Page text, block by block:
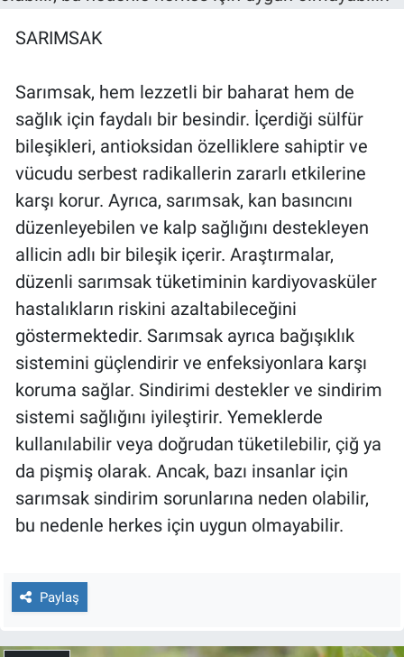
SARIMSAK
Sarımsak, hem lezzetli bir baharat hem de
sağlık için faydalı bir besindir. İçerdiği sülfür
bileşikleri, antioksidan özelliklere sahiptir ve
vücudu serbest radikallerin zararlı etkilerine
karşı korur. Ayrıca, sarımsak, kan basıncını
düzenleyebilen ve kalp sağlığını destekleyen
allicin adlı bir bileşik içerir. Araştırmalar,
düzenli sarımsak tüketiminin kardiyovasküler
hastalıkların riskini azaltabileceğini
göstermektedir. Sarımsak ayrıca bağışıklık
sistemini güçlendirir ve enfeksiyonlara karşı
koruma sağlar. Sindirimi destekler ve sindirim
sistemi sağlığını iyileştirir. Yemeklerde
kullanılabilir veya doğrudan tüketilebilir, çiğ ya
da pişmiş olarak. Ancak, bazı insanlar için
sarımsak sindirim sorunlarına neden olabilir,
bu nedenle herkes için uygun olmayabilir.
Paylaş